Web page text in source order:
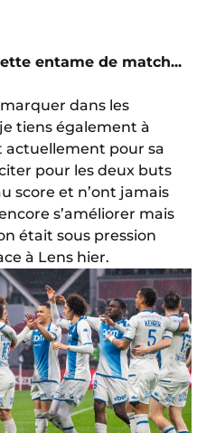
entame de match...
dans les
tiens également à
actuellement pour sa
pour les deux buts
score et n’ont jamais
s’améliorer mais
était sous pression
à Lens hier.